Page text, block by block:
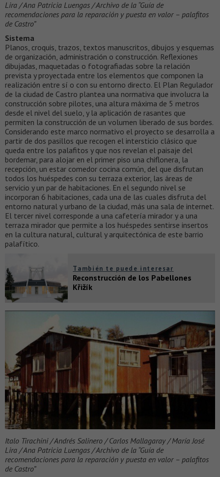
Lira / Ana Patricia Luengas / Archivo de la “Guía de
recomendaciones para la reparación y puesta en valor – palafitos
de Castro”
Sistema
Planos, croquis, trazos, textos manuscritos, dibujos y esquemas
de organización, administración o construcción. Reflexiones
dibujadas, maquetadas o fotografiadas sobre la relación
prevista y proyectada entre los elementos que componen la
realización entre sí o con su entorno directo. El Plan Regulador
de la ciudad de Castro plantea una normativa que involucra la
construcción sobre pilotes, una altura máxima de 5 metros
desde el nivel del suelo, y la aplicación de rasantes que
permiten la construcción de un volumen liberado de sus bordes.
Considerando este marco normativo el proyecto se desarrolla a
partir de dos pasillos que recogen el intersticio clásico que
queda entre los palafitos y que nos revelan el paisaje del
bordemar, para alojar en el primer piso una chiflonera, la
recepción, un estar comedor cocina común, del que disfrutan
todos los huéspedes con su terraza exterior, las áreas de
servicio y un par de habitaciones. En el segundo nivel se
incorporan 6 habitaciones, cada una de las cuales disfruta del
entorno natural y urbano de la ciudad, más una sala de internet.
El tercer nivel corresponde a una cafetería mirador y a una
terraza mirador que permite a los huéspedes sentirse insertos
en la cultura natural, cultural y arquitectónica de este barrio
palafítico.
También te puede interesar
Reconstrucción de los Pabellones
Křižík
Italo Tirachini / Andrés Salinero / Carlos Mallagaray / María José
Lira / Ana Patricia Luengas / Archivo de la “Guía de
recomendaciones para la reparación y puesta en valor – palafitos
de Castro”